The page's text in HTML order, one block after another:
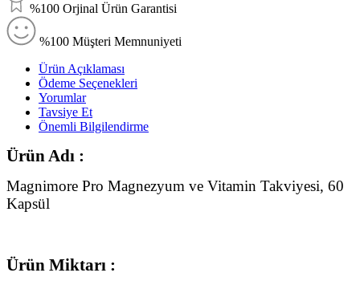
%100 Orjinal Ürün Garantisi
%100 Müşteri Memnuniyeti
Ürün Açıklaması
Ödeme Seçenekleri
Yorumlar
Tavsiye Et
Önemli Bilgilendirme
Ürün Adı :
Magnimore Pro Magnezyum ve Vitamin Takviyesi, 60
Kapsül
Ürün Miktarı :